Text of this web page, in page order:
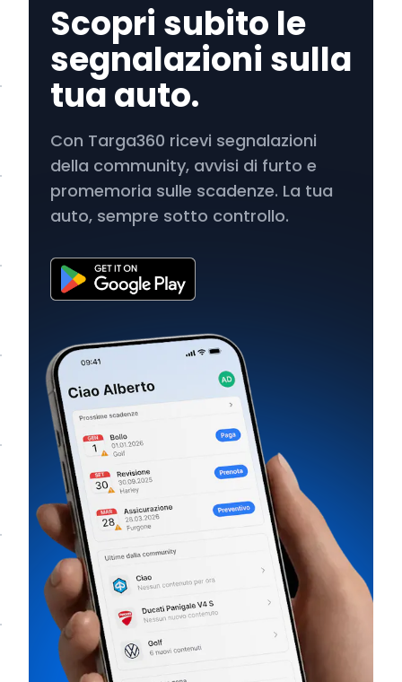
Scopri subito le
segnalazioni sulla
tua auto.
Con Targa360 ricevi segnalazioni
della community, avvisi di furto e
promemoria sulle scadenze. La tua
auto, sempre sotto controllo.